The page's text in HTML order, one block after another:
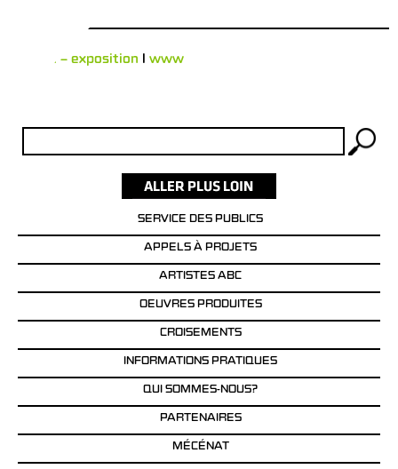
Flumen – exposition l www
SERVICE DES PUBLICS
APPELS À PROJETS
ARTISTES ABC
OEUVRES PRODUITES
CROISEMENTS
INFORMATIONS PRATIQUES
QUI SOMMES-NOUS?
PARTENAIRES
MÉCÉNAT